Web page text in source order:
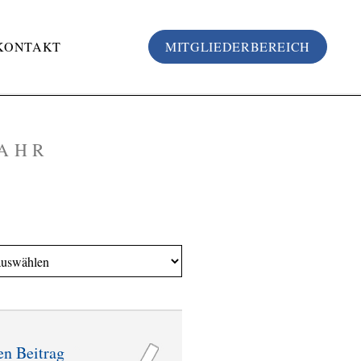
MITGLIEDERBEREICH
Beitrag